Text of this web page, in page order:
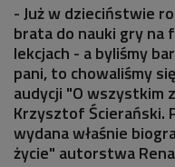
- Już w dzieciństwie
brata do nauki gry na
lekcjach - a byliśmy
pani, to chowaliśmy
audycji "O
Krzysztof Ścierański.
wydana właśnie
życie" autorstwa